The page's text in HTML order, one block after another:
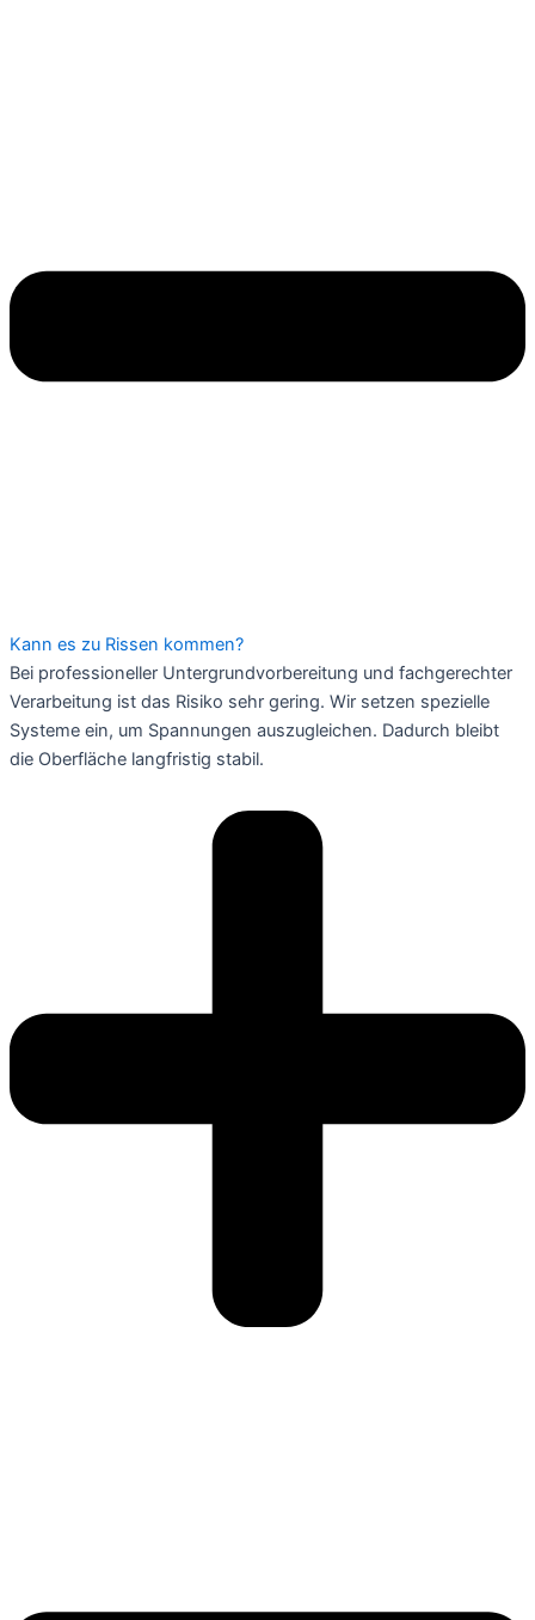
Kann es zu Rissen kommen?
Bei professioneller Untergrundvorbereitung und fachgerechter
Verarbeitung ist das Risiko sehr gering. Wir setzen spezielle
Systeme ein, um Spannungen auszugleichen. Dadurch bleibt
die Oberfläche langfristig stabil.